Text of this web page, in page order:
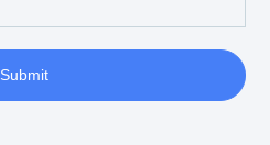
Submit